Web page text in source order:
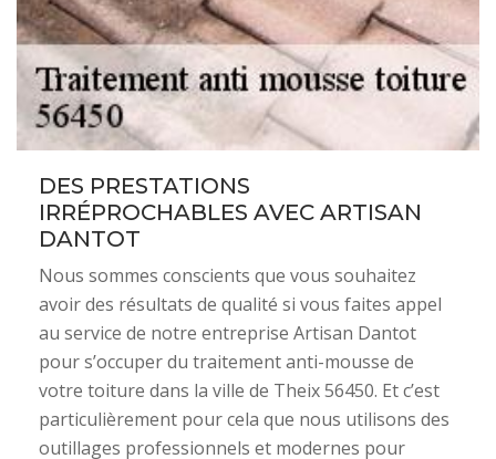
DES PRESTATIONS
IRRÉPROCHABLES AVEC ARTISAN
DANTOT
Nous sommes conscients que vous souhaitez
avoir des résultats de qualité si vous faites appel
au service de notre entreprise Artisan Dantot
pour s’occuper du traitement anti-mousse de
votre toiture dans la ville de Theix 56450. Et c’est
particulièrement pour cela que nous utilisons des
outillages professionnels et modernes pour